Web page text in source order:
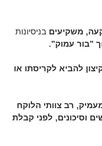
משקיעים בניסיונות
"בור עמוק".
להביא לקריסתו או
רב צוותי הלוקח
וסיכונים, לפני קבלת